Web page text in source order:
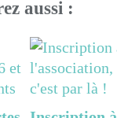
aussi :